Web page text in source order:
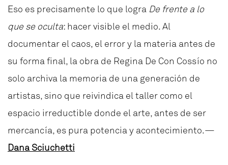
Eso es precisamente lo que logra De frente a lo
que se oculta: hacer visible el medio. Al
documentar el caos, el error y la materia antes de
su forma final, la obra de Regina De Con Cossío no
solo archiva la memoria de una generación de
artistas, sino que reivindica el taller como el
espacio irreductible donde el arte, antes de ser
mercancía, es pura potencia y acontecimiento.—
Dana Sciuchetti